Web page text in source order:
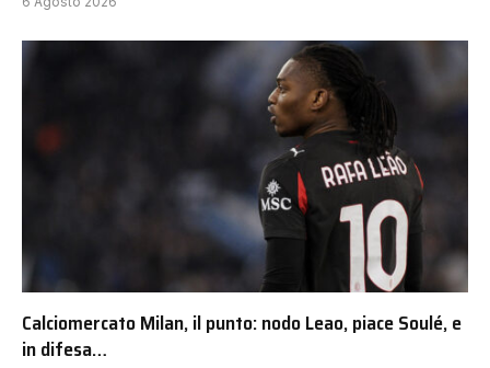
Calciomercato Milan, il punto: nodo Leao, piace Soulé, e
in difesa…